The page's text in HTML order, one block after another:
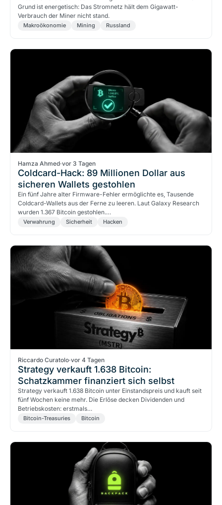
Grund ist energetisch: Das Stromnetz hält dem Gigawatt-
Verbrauch der Miner nicht stand.
Makroökonomie Mining Russland
Hamza Ahmed·vor 3 Tagen
Coldcard-Hack: 89 Millionen Dollar aus
sicheren Wallets gestohlen
Ein fünf Jahre alter Firmware-Fehler ermöglichte es, Tausende
Coldcard-Wallets aus der Ferne zu leeren. Laut Galaxy Research
wurden 1.367 Bitcoin gestohlen.…
Verwahrung Sicherheit Hacken
Riccardo Curatolo·vor 4 Tagen
Strategy verkauft 1.638 Bitcoin:
Schatzkammer finanziert sich selbst
Strategy verkauft 1.638 Bitcoin unter Einstandspreis und kauft seit
fünf Wochen keine mehr. Die Erlöse decken Dividenden und
Betriebskosten: erstmals…
Bitcoin-Treasuries Bitcoin